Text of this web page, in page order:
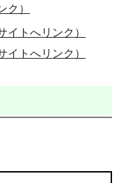
ク）
イトへリンク）
トへリンク）